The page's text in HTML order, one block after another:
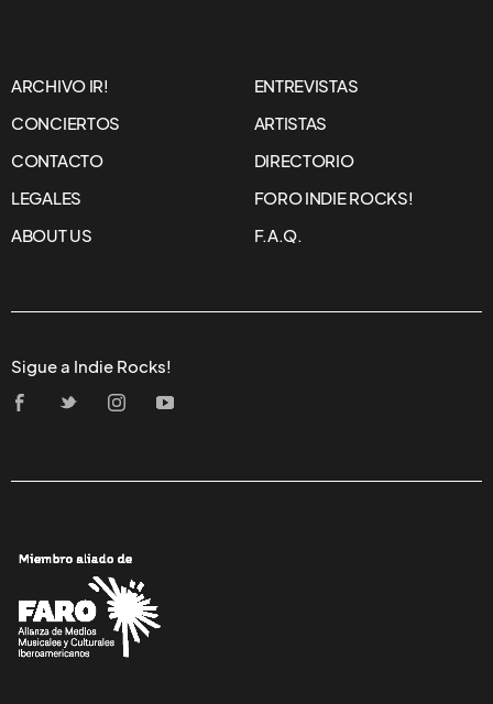
ARCHIVO IR!
ENTREVISTAS
CONCIERTOS
ARTISTAS
CONTACTO
DIRECTORIO
LEGALES
FORO INDIE ROCKS!
ABOUT US
F.A.Q.
Sigue a Indie Rocks!